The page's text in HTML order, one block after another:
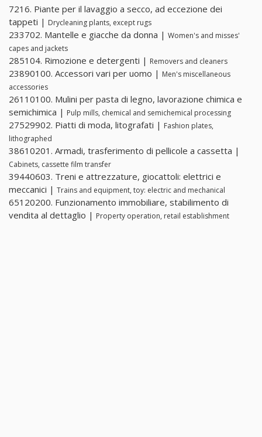
7216. Piante per il lavaggio a secco, ad eccezione dei
tappeti | Drycleaning plants, except rugs
233702. Mantelle e giacche da donna | Women's and misses'
capes and jackets
285104. Rimozione e detergenti | Removers and cleaners
23890100. Accessori vari per uomo | Men's miscellaneous
accessories
26110100. Mulini per pasta di legno, lavorazione chimica e
semichimica | Pulp mills, chemical and semichemical processing
27529902. Piatti di moda, litografati | Fashion plates,
lithographed
38610201. Armadi, trasferimento di pellicole a cassetta |
Cabinets, cassette film transfer
39440603. Treni e attrezzature, giocattoli: elettrici e
meccanici | Trains and equipment, toy: electric and mechanical
65120200. Funzionamento immobiliare, stabilimento di
vendita al dettaglio | Property operation, retail establishment